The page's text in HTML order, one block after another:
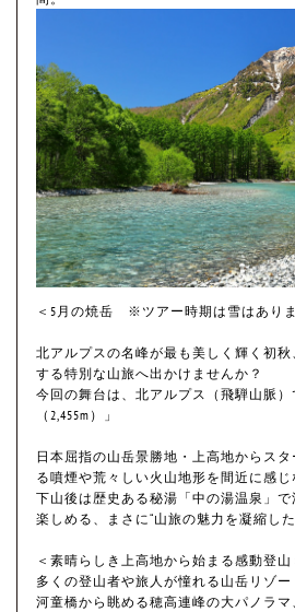
＜5月の焼岳 ※ツアー時期は雪はあり
北アルプスの名峰が最も美しく輝く初
する特別な山旅へ出かけませんか？
今回の舞台は、北アルプス（飛騨山脈
（2,455m）」
日本屈指の山岳景勝地・上高地からス
る噴煙や荒々しい火山地形を間近に感じ
下山後は歴史ある秘湯「中の湯温泉」
楽しめる、まさに“山旅の魅力を凝縮した
＜素晴らしき上高地から始まる感動登山
多くの登山者や旅人が憧れる山岳リゾー
河童橋から眺める穂高連峰の大パノラ